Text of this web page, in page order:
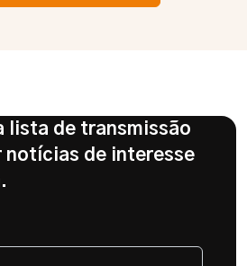
lista de transmissão
notícias de interesse